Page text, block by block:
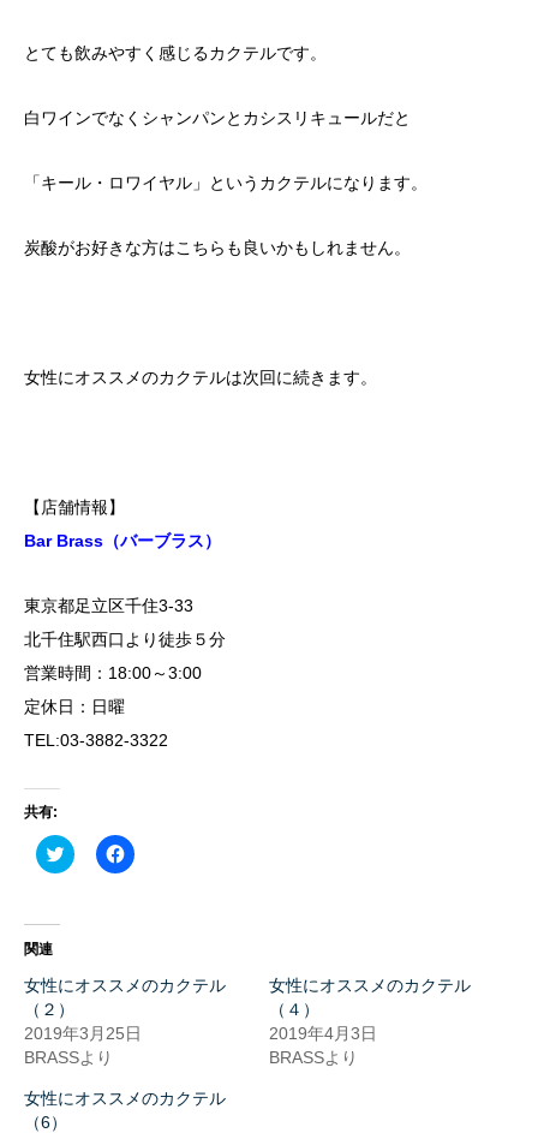
とても飲みやすく感じるカクテルです。
白ワインでなくシャンパンとカシスリキュールだと
「キール・ロワイヤル」というカクテルになります。
炭酸がお好きな方はこちらも良いかもしれません。
女性にオススメのカクテルは次回に続きます。
【店舗情報】
Bar Brass（バーブラス）
東京都足立区千住3-33
北千住駅西口より徒歩５分
営業時間：18:00～3:00
定休日：日曜
TEL:03-3882-3322
共有:
ク
リ
共
有
し
い
ウ
ィ
ド
Facebook
で
ク
リ
ク
し
さ
関連
女性にオススメのカクテル
（２）
2019年3月25日
BRASSより
女性にオススメのカクテル
（４）
2019年4月3日
BRASSより
女性にオススメのカクテル
（6）